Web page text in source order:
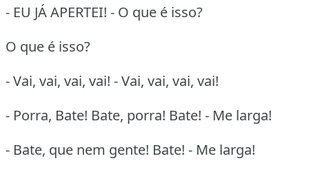
- EU JÁ APERTEI! - O que é isso?
O que é isso?
- Vai, vai, vai, vai! - Vai, vai, vai, vai!
- Porra, Bate! Bate, porra! Bate! - Me larga!
- Bate, que nem gente! Bate! - Me larga!